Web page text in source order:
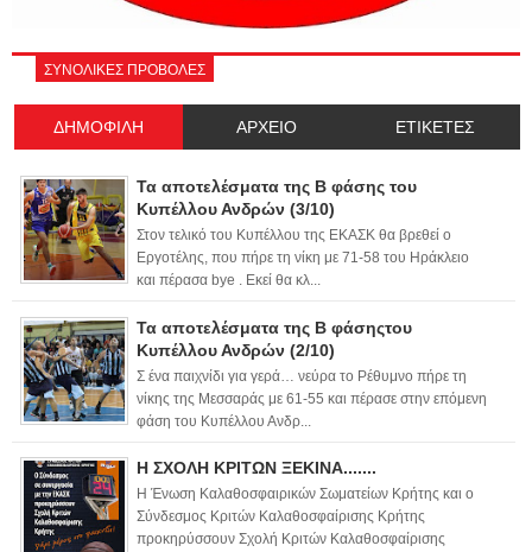
ΣΥΝΟΛΙΚΕΣ ΠΡΟΒΟΛΕΣ
ΔΗΜΟΦΙΛΗ ΑΡΧΕΙΟ ΕΤΙΚΕΤΕΣ
Τα αποτελέσματα της Β φάσης του
Κυπέλλου Ανδρών (3/10)
Στον τελικό του Κυπέλλου της ΕΚΑΣΚ θα βρεθεί ο
Εργοτέλης, που πήρε τη νίκη με 71-58 του Ηράκλειο
και πέρασα bye . Εκεί θα κλ...
Τα αποτελέσματα της Β φάσηςτου
Κυπέλλου Ανδρών (2/10)
Σ ένα παιχνίδι για γερά… νεύρα το Ρέθυμνο πήρε τη
νίκης της Μεσσαράς με 61-55 και πέρασε στην επόμενη
φάση του Κυπέλλου Ανδρ...
Η ΣΧΟΛΗ ΚΡΙΤΩΝ ΞΕΚΙΝΑ.......
Η Ένωση Καλαθοσφαιρικών Σωματείων Κρήτης και ο
Σύνδεσμος Κριτών Καλαθοσφαίρισης Κρήτης
προκηρύσσουν Σχολή Κριτών Καλαθοσφαίρισης